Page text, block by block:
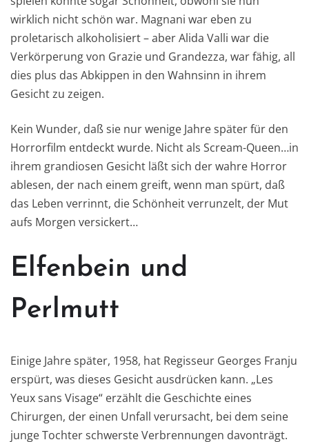
wirklich nicht schön war. Magnani war eben zu
proletarisch alkoholisiert – aber Alida Valli war die
Verkörperung von Grazie und Grandezza, war fähig, all
dies plus das Abkippen in den Wahnsinn in ihrem
Gesicht zu zeigen.
Kein Wunder, daß sie nur wenige Jahre später für den
Horrorfilm entdeckt wurde. Nicht als Scream-Queen…in
ihrem grandiosen Gesicht läßt sich der wahre Horror
ablesen, der nach einem greift, wenn man spürt, daß
das Leben verrinnt, die Schönheit verrunzelt, der Mut
aufs Morgen versickert…
Elfenbein und
Perlmutt
Einige Jahre später, 1958, hat Regisseur Georges Franju
erspürt, was dieses Gesicht ausdrücken kann. „Les
Yeux sans Visage“ erzählt die Geschichte eines
Chirurgen, der einen Unfall verursacht, bei dem seine
junge Tochter schwerste Verbrennungen davonträgt.